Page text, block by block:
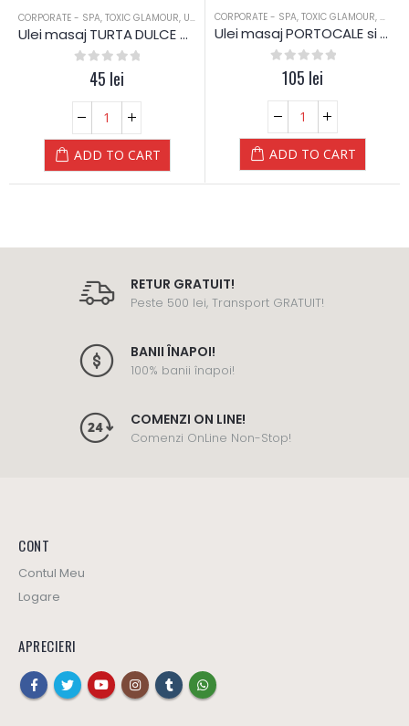
CORPORATE - SPA, TOXIC GLAMOUR, ULEI MASAJ
Ulei masaj TURTA DULCE – 250 ML – Diamond
out of 5
45 lei
ADD TO CART
CORPORATE - SPA, TOXIC GLAMOUR, ULEI
Ulei masaj PORTOCALE si SCORTISOARA – 1 L – Diamond
out of 5
105 lei
ADD TO CART
RETUR GRATUIT!
Peste 500 lei, Transport GRATUIT!
BANII ÎNAPOI!
100% banii înapoi!
COMENZI ON LINE!
Comenzi OnLine Non-Stop!
CONT
Contul Meu
Logare
APRECIERI